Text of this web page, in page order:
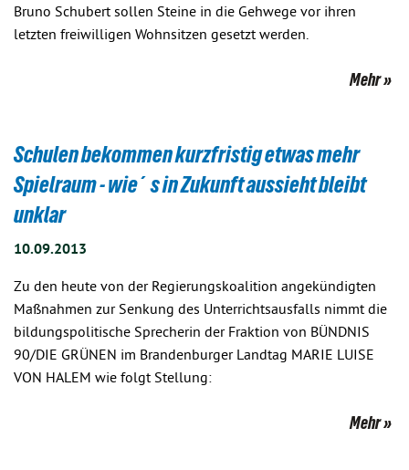
Bruno Schubert sollen Steine in die Gehwege vor ihren
letzten freiwilligen Wohnsitzen gesetzt werden.
Mehr
Schulen bekommen kurzfristig etwas mehr
Spielraum - wie´s in Zukunft aussieht bleibt
unklar
10.09.2013
Zu den heute von der Regierungskoalition angekündigten
Maßnahmen zur Senkung des Unterrichtsausfalls nimmt die
bildungspolitische Sprecherin der Fraktion von BÜNDNIS
90/DIE GRÜNEN im Brandenburger Landtag MARIE LUISE
VON HALEM wie folgt Stellung:
Mehr